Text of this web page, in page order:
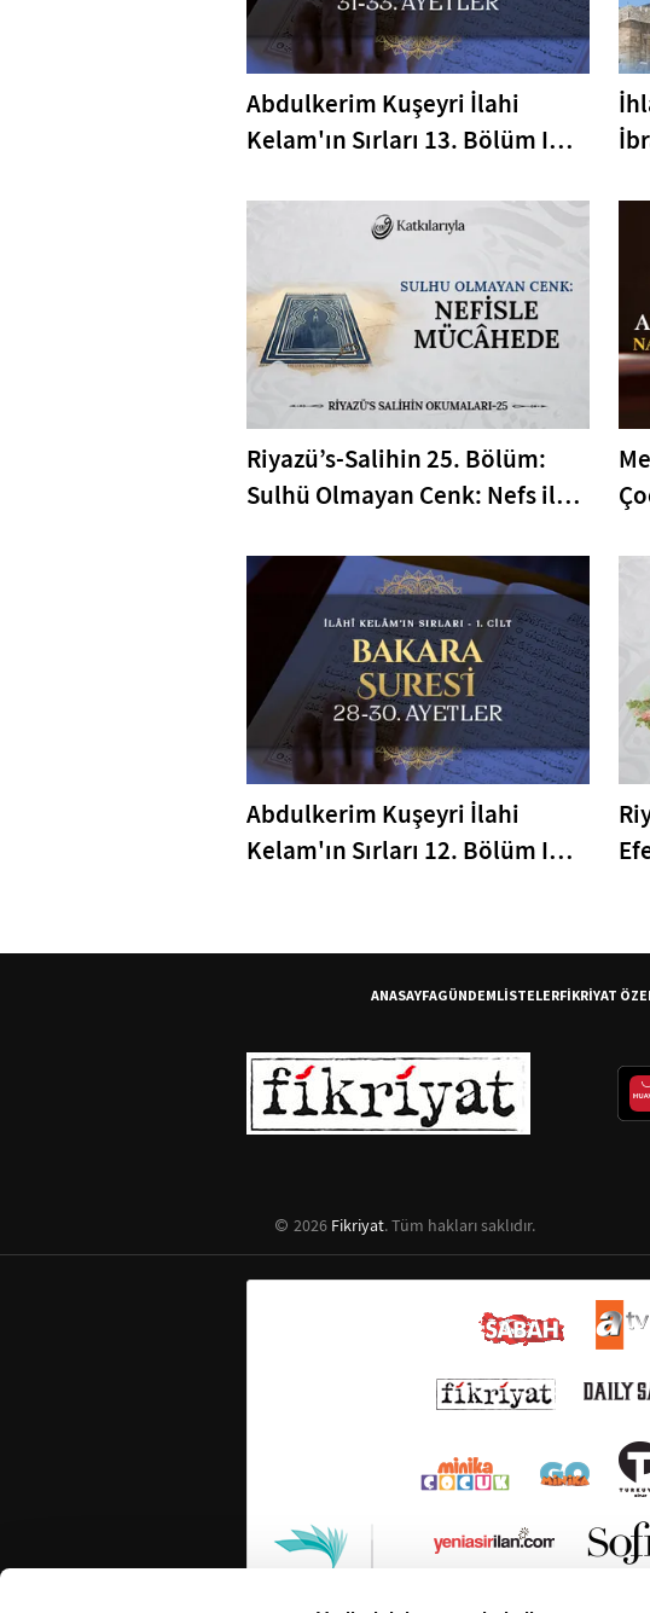
Abdulkerim Kuşeyri İlahi
Kelam'ın Sırları 13. Bölüm I
Tefsiri
Riyazü’s-Salihin 25. Bölüm:
Sulhü Olmayan Cenk: Nefs ile
Abdulkerim Kuşeyri İlahi
Kelam'ın Sırları 12. Bölüm I
ANASAYFAGÜNDEMLİSTELERFİKRİYAT
2026 Fikriyat. Tüm hakları saklıdır.